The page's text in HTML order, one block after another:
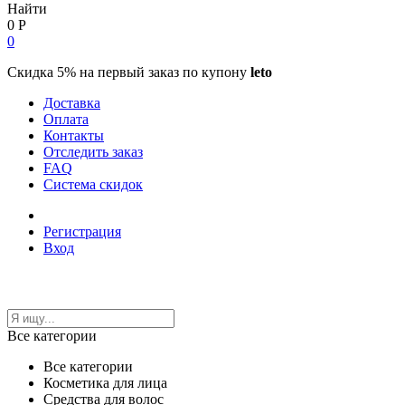
Найти
0 Р
0
Скидка 5% на первый заказ по купону leto
Доставка
Оплата
Контакты
Отследить заказ
FAQ
Система скидок
Регистрация
Вход
Все категории
Все категории
Косметика для лица
Средства для волос